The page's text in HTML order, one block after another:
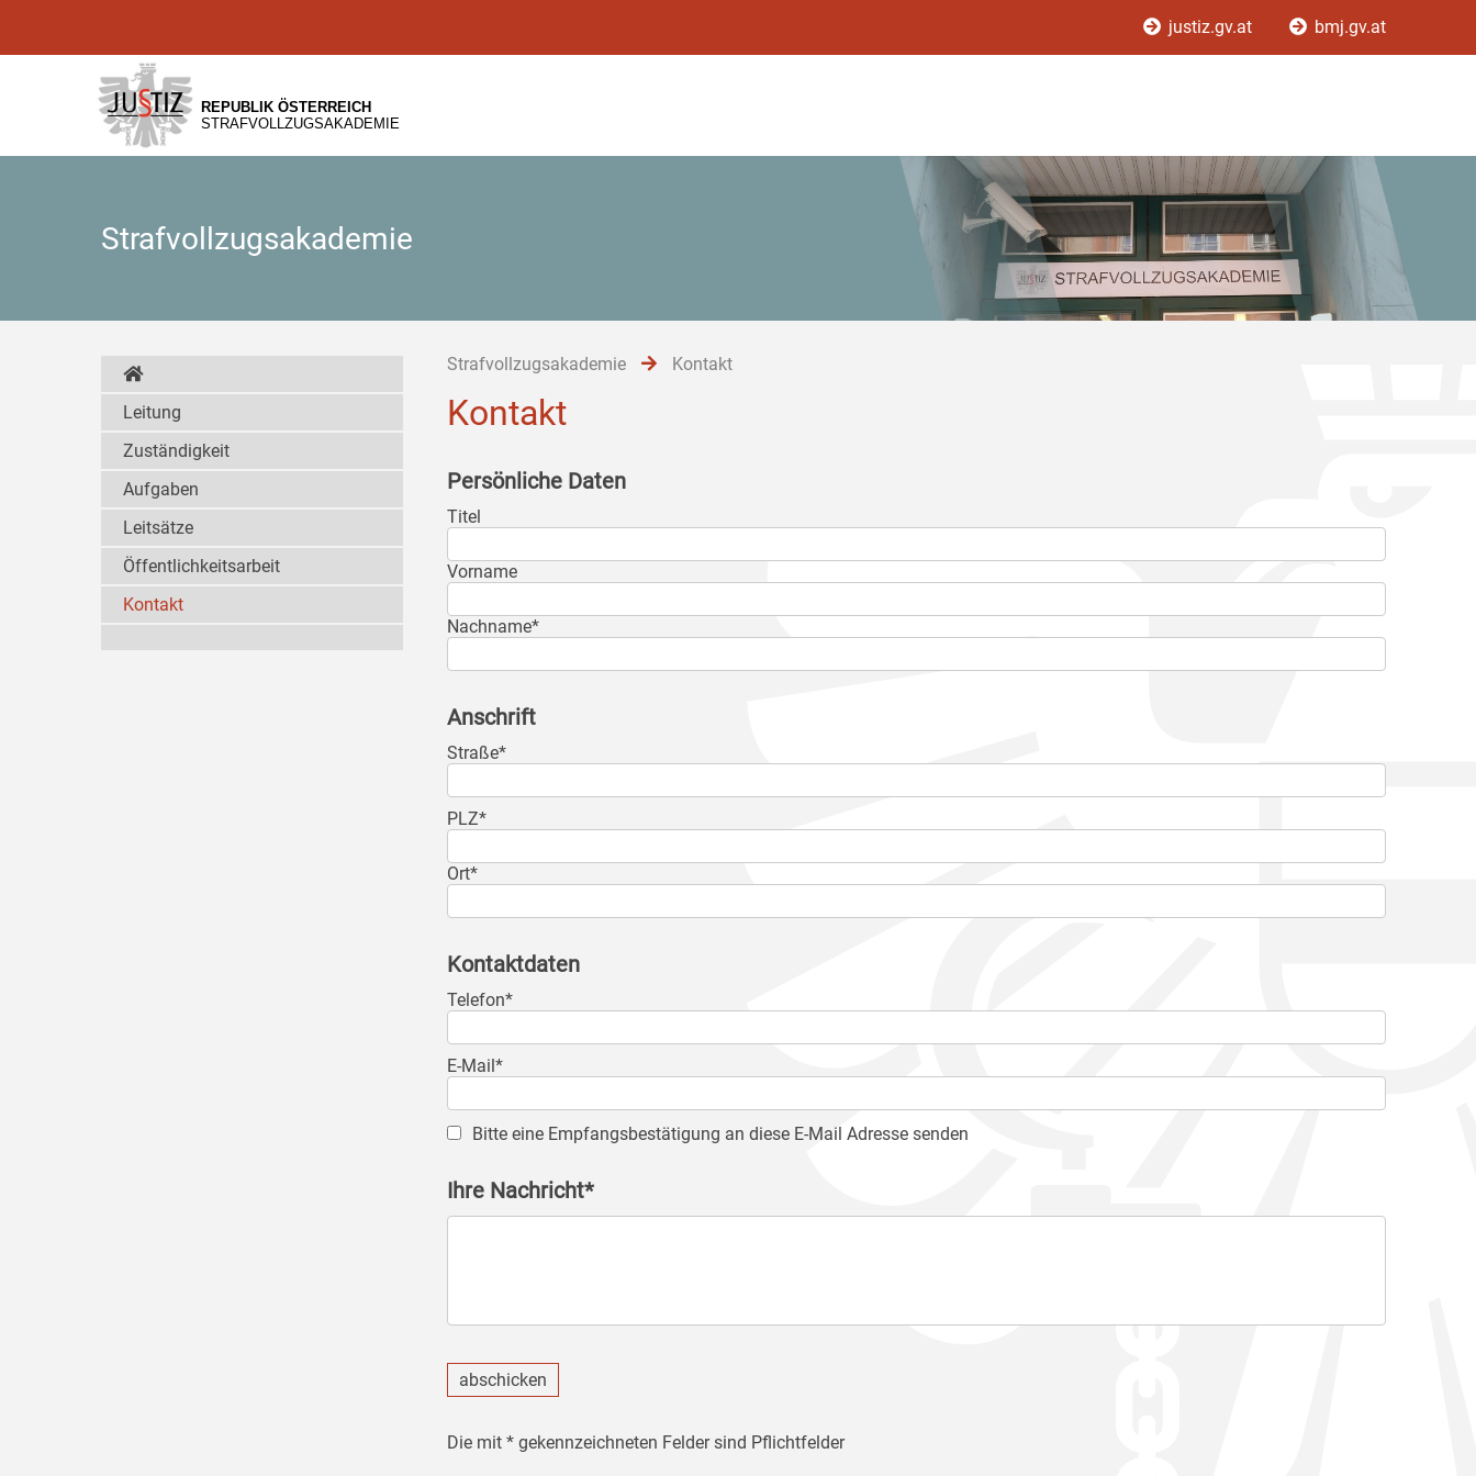
[1]
[2]
[3]
justiz.gv.at bmj.gv.at
REPUBLIK ÖSTERREICH
STRAFVOLLZUGSAKADEMIE
Strafvollzugsakademie
Strafvollzugsakademie Kontakt
Kontakt
Persönliche Daten
Titel
Vorname
Nachname*
Anschrift
Straße*
PLZ*
Ort*
Kontaktdaten
Telefon*
E-Mail*
Bitte eine Empfangsbestätigung an diese E-Mail Adresse senden
Ihre Nachricht*
abschicken
Die mit * gekennzeichneten Felder sind Pflichtfelder
Leitung
Zuständigkeit
Aufgaben
Leitsätze
Öffentlichkeitsarbeit
Kontakt